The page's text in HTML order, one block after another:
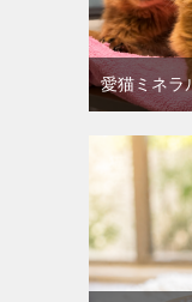
愛猫ミネラ